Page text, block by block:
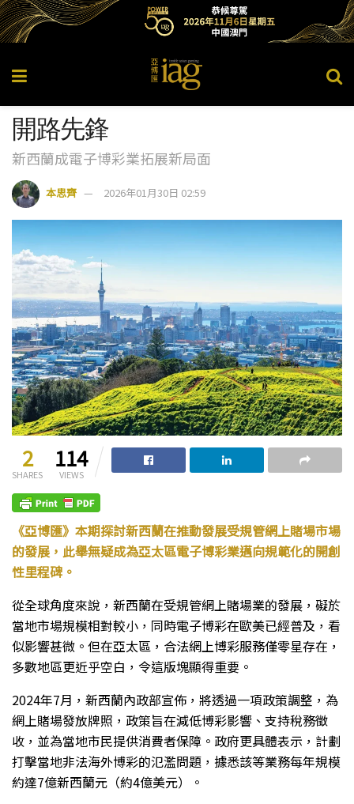
開路先鋒
新西蘭成電子博彩業拓展新局面
本思齊 2026年01月30日 02:59
2
SHARES
114
VIEWS
《亞博匯》本期探討新西蘭在推動發展受規管網上賭場市場
的發展，此舉無疑成為亞太區電子博彩業邁向規範化的開創
性里程碑。
從全球角度來說，新西蘭在受規管網上賭場業的發展，礙於
當地市場規模相對較小，同時電子博彩在歐美已經普及，看
似影響甚微。但在亞太區，合法網上博彩服務僅零星存在，
多數地區更近乎空白，令這版塊顯得重要。
2024年7月，新西蘭內政部宣佈，將透過一項政策調整，為
網上賭場發放牌照，政策旨在減低博彩影響、支持稅務徵
收，並為當地市民提供消費者保障。政府更具體表示，計劃
打擊當地非法海外博彩的氾濫問題，據悉該等業務每年規模
約達7億新西蘭元（約4億美元）。